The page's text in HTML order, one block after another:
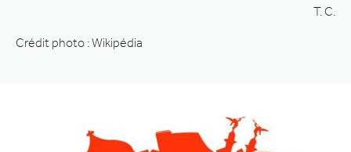
T. C.
Crédit photo : Wikipédia